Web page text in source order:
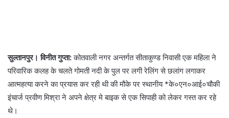
सुल्तानपुर। विनीत गुप्ता:कोतवाली नगर अन्तर्गत सीताकुण्ड निवासी एक महिला ने
परिवारिक कलह के चलते गोमती नदी के पुल पर लगी रेलिंग से छलांग लगाकर
आत्महत्या करने का प्रयास कर रही थी की मौके पर स्थानीय *के०एन०आई०चौकी
इंचार्ज प्रवीण मिश्रा ने अपने क्षेत्र मे बाइक से एक सिपाही को लेकर गस्त कर रहे
थे।